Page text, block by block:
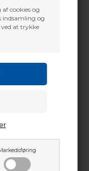
cookies og
indsamling og
at trykke
indenfor 24 timer.
fra 610-1000